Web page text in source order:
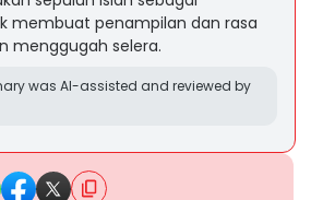
membuat penampilan dan rasa
menggugah selera.
was AI-assisted and reviewed by